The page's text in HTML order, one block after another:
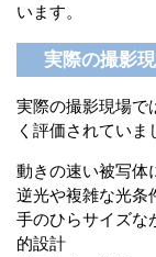
います。
実際の撮影
実際の撮影現場で
く評価されていま
動きの速い被写体
逆光や複雑な光条
手のひらサイズな
的設計